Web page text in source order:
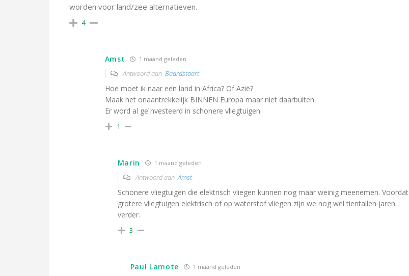
worden voor land/zee alternatieven.
4
Amst 1 maand geleden
Antwoord aan Baardstaart
Hoe moet ik naar een land in Africa? Of Azië?
Maak het onaantrekkelijk BINNEN Europa maar niet daarbuiten.
Er word al geïnvesteerd in schonere vliegtuigen.
1
Marin 1 maand geleden
Antwoord aanAmst
Schonere vliegtuigen die elektrisch vliegen kunnen nog maar weinig meenemen. Voordat
grotere vliegtuigen elektrisch of op waterstof vliegen zijn we nog wel tientallen jaren
verder.
3
Paul Lamote 1 maand geleden